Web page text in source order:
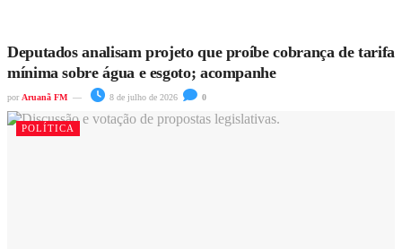
Deputados analisam projeto que proíbe cobrança de tarifa
mínima sobre água e esgoto; acompanhe
por Aruanã FM 8 de julho de 2026 0
POLÍTICA